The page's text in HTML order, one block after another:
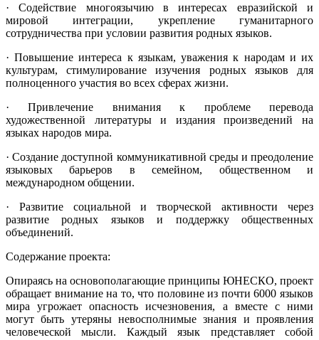
· Содействие многоязычию в интересах евразийской и
мировой интеграции, укрепление гуманитарного
сотрудничества при условии развития родных языков.
· Повышение интереса к языкам, уважения к народам и их
культурам, стимулирование изучения родных языков для
полноценного участия во всех сферах жизни.
· Привлечение внимания к проблеме перевода
художественной литературы и издания произведений на
языках народов мира.
· Создание доступной коммуникативной среды и преодоление
языковых барьеров в семейном, общественном и
международном общении.
· Развитие социальной и творческой активности через
развитие родных языков и поддержку общественных
объединений.
Содержание проекта:
Опираясь на основополагающие принципы ЮНЕСКО, проект
обращает внимание на то, что половине из почти 6000 языков
мира угрожает опасность исчезновения, а вместе с ними
могут быть утеряны невосполнимые знания и проявления
человеческой мысли. Каждый язык представляет собой